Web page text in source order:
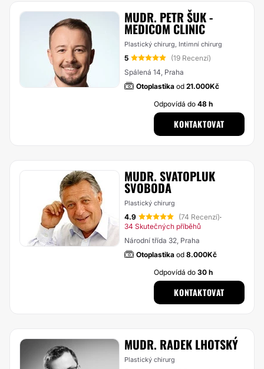
MUDR. PETR ŠUK -
MEDICOM CLINIC
Plastický chirurg, Intimní chirurg
5
(19 Recenzí)
Spálená 14, Praha
Otoplastika od 21.000Kč
Odpovídá do48 h
KONTAKTOVAT
MUDR. SVATOPLUK
SVOBODA
Plastický chirurg
4.9 (74 Recenzí)·
34 Skutečných příběhů
Národní třída 32, Praha
Otoplastika od 8.000Kč
Odpovídá do30 h
KONTAKTOVAT
MUDR. RADEK LHOTSKÝ
Plastický chirurg